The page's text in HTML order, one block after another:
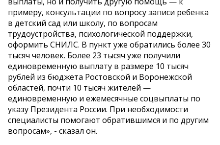
примеру, консультации по вопросу записи ребенка
в детский сад или школу, по вопросам
трудоустройства, психологической поддержки,
оформить СНИЛС. В пункт уже обратились более 30
тысяч человек. Более 23 тысяч уже получили
единовременную выплату в размере 10 тысяч
рублей из бюджета Ростовской и Воронежской
областей, почти 10 тысяч жителей —
единовременную и ежемесячные соцвыплаты по
указу Президента России. При необходимости
специалисты помогают обратившимся и по другим
вопросам», - сказал он.